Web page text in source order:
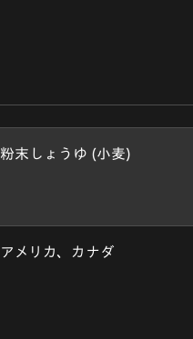
粉末しょうゆ (小麦)
アメリカ、カナダ